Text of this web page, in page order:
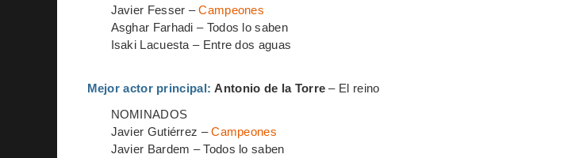
Javier Fesser –Campeones
Asghar Farhadi – Todos lo saben
Isaki Lacuesta – Entre dos aguas
Mejor actor principal:Antonio de la Torre – El reino
NOMINADOS
Javier Gutiérrez –Campeones
Javier Bardem – Todos lo saben